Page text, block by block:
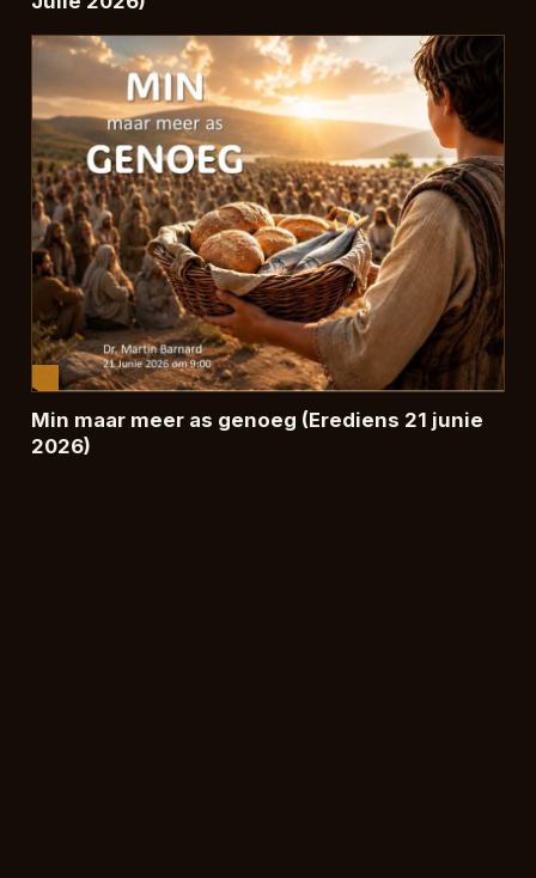
Min maar meer as genoeg (Erediens 21 junie
2026)